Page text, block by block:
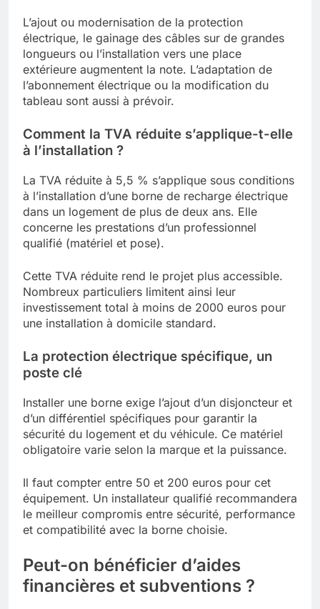
L’ajout ou modernisation de la protection
électrique, le gainage des câbles sur de grandes
longueurs ou l’installation vers une place
extérieure augmentent la note. L’adaptation de
l’abonnement électrique ou la modification du
tableau sont aussi à prévoir.
Comment la TVA réduite s’applique-t-elle
à l’installation ?
La TVA réduite à 5,5 % s’applique sous conditions
à l’installation d’une borne de recharge électrique
dans un logement de plus de deux ans. Elle
concerne les prestations d’un professionnel
qualifié (matériel et pose).
Cette TVA réduite rend le projet plus accessible.
Nombreux particuliers limitent ainsi leur
investissement total à moins de 2000 euros pour
une installation à domicile standard.
La protection électrique spécifique, un
poste clé
Installer une borne exige l’ajout d’un disjoncteur et
d’un différentiel spécifiques pour garantir la
sécurité du logement et du véhicule. Ce matériel
obligatoire varie selon la marque et la puissance.
Il faut compter entre 50 et 200 euros pour cet
équipement. Un installateur qualifié recommandera
le meilleur compromis entre sécurité, performance
et compatibilité avec la borne choisie.
Peut-on bénéficier d’aides
financières et subventions ?